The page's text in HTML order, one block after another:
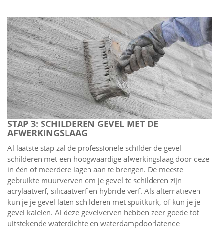
STAP 3: SCHILDEREN GEVEL MET DE
AFWERKINGSLAAG
Al laatste stap zal de professionele schilder de gevel
schilderen met een hoogwaardige afwerkingslaag door deze
in één of meerdere lagen aan te brengen. De meeste
gebruikte muurverven om je gevel te schilderen zijn
acrylaatverf, silicaatverf en hybride verf. Als alternatieven
kun je je gevel laten schilderen met spuitkurk, of kun je je
gevel kaleien. Al deze gevelverven hebben zeer goede tot
uitstekende waterdichte en waterdampdoorlatende